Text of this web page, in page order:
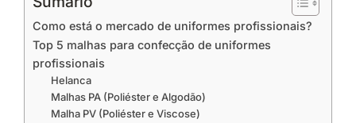
Como está o mercado de uniformes profissionais?
Top 5 malhas para confecção de uniformes
profissionais
Helanca
Malhas PA (Poliéster e Algodão)
Malha PV (Poliéster e Viscose)